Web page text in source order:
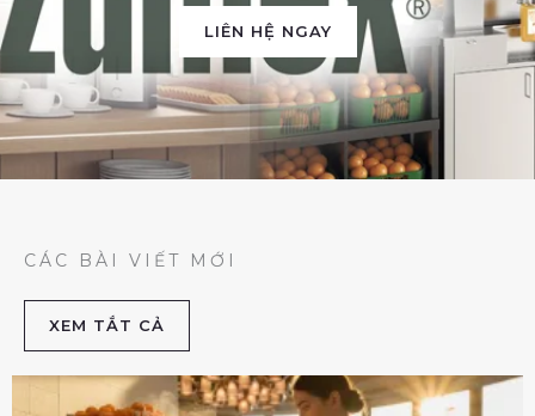
LIÊN HỆ NGAY
CÁC BÀI VIẾT MỚI
XEM TẮT CẢ